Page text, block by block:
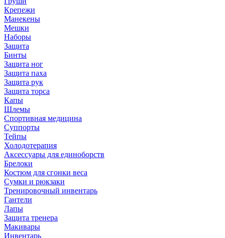
Крепежи
Манекены
Мешки
Наборы
Защита
Бинты
Защита ног
Защита паха
Защита рук
Защита торса
Капы
Шлемы
Спортивная медицина
Суппорты
Тейпы
Холодотерапия
Аксессуары для единоборств
Брелоки
Костюм для сгонки веса
Сумки и рюкзаки
Тренировочный инвентарь
Гантели
Лапы
Защита тренера
Макивары
Инвентарь